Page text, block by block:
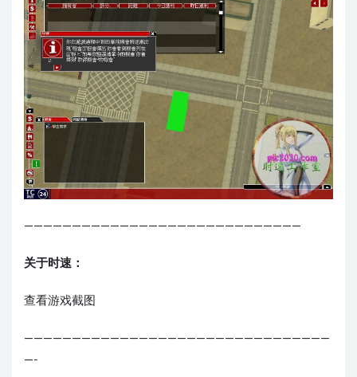
—————————————————————————————
关于时速：
查看游戏截图
————————————————————————————————
—-